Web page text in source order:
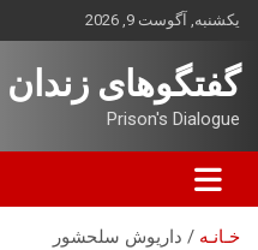
بروید
یکشنبه, آگوست 9, 2026
گفتگوهای زندان
Prison's Dialogue
خـانـه داریوش سلحشور